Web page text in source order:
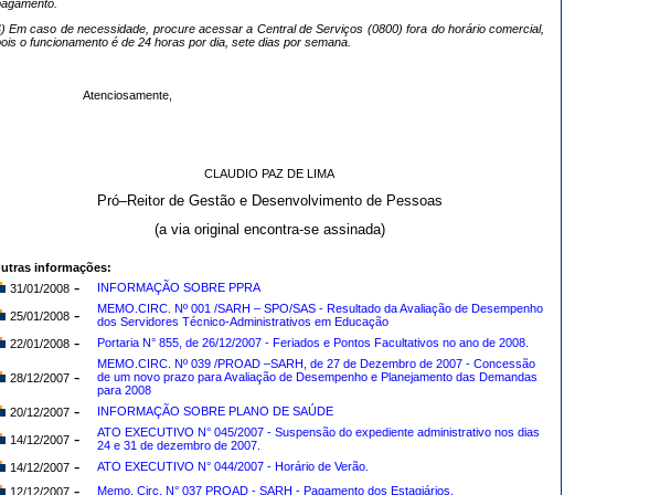
Em caso de necessidade, procure acessar a Central de Serviços (0800) fora do horário comercial,
o funcionamento é de 24 horas por dia, sete dias por semana.
Atenciosamente,
CLAUDIO PAZ DE LIMA
Pró–Reitor de Gestão e Desenvolvimento de Pessoas
(a via original encontra-se assinada)
informações:
31/01/2008- INFORMAÇÃO SOBRE PPRA
25/01/2008-
MEMO.CIRC. Nº 001 /SARH – SPO/SAS - Resultado da Avaliação de Desempenho
dos Servidores Técnico-Administrativos em Educação
22/01/2008- Portaria N° 855, de 26/12/2007 - Feriados e Pontos Facultativos no ano de 2008.
28/12/2007-
MEMO.CIRC. Nº 039 /PROAD –SARH, de 27 de Dezembro de 2007 - Concessão
de um novo prazo para Avaliação de Desempenho e Planejamento das Demandas
para 2008
20/12/2007- INFORMAÇÃO SOBRE PLANO DE SAÚDE
14/12/2007-
ATO EXECUTIVO N° 045/2007 - Suspensão do expediente administrativo nos dias
24 e 31 de dezembro de 2007.
14/12/2007-
ATO EXECUTIVO N° 044/2007 - Horário de Verão.
12/12/2007- Memo. Circ. N° 037 PROAD - SARH - Pagamento dos Estagiários.